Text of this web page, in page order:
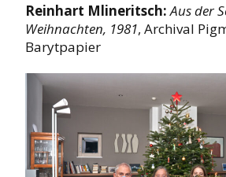
Reinhart Mlineritsch: Aus der
Weihnachten, 1981, Archival
Barytpapier